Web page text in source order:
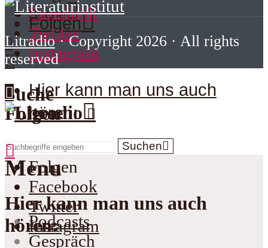
Suche
Suche
Suchen
Facebook
Twitter
Instagram
Hier kann man uns auch
hören:
Hier kann man uns auch
hören:
Folgen
Folgen
Folgen
Facebook
Twitter
Instagram
Litradio· Copyright 2026 · All rights
reserved
Menu
Podcasts
Gespräch